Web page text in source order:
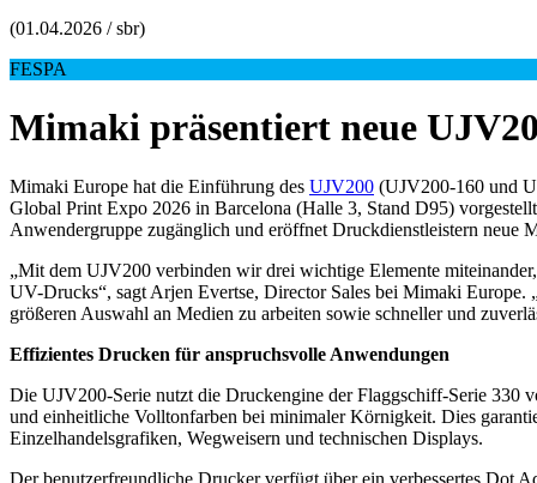
(01.04.2026 / sbr)
FESPA
Mimaki präsentiert neue
Mimaki Europe hat die Einführung des UJV200 (UJV200-160 und
Global Print Expo 2026 in Barcelona (Halle 3, Stand D95)
Anwendergruppe zugänglich und eröffnet Druckdienstleistern neue
„Mit dem UJV200 verbinden wir drei wichtige Elemente
UV-Drucks“, sagt Arjen Evertse, Director Sales bei Mimaki Europe.
größeren Auswahl an Medien zu arbeiten sowie schneller und
Effizientes Drucken für anspruchsvolle Anwendungen
Die UJV200-Serie nutzt die Druckengine der Flaggschiff-Serie 330
und einheitliche Volltonfarben bei minimaler Körnigkeit. Dies
Einzelhandelsgrafiken, Wegweisern und technischen Displays.
Der benutzerfreundliche Drucker verfügt über ein verbessertes Dot